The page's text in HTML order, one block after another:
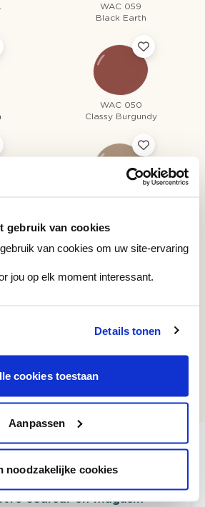
gebruik van cookies
van cookies om uw site-ervaring
jou op elk moment interessant.
Details tonen
cookies toestaan
Aanpassen
noodzakelijke cookies
WAC 059
Black Earth
WAC 050
Classy Burgundy
couleur en magasin